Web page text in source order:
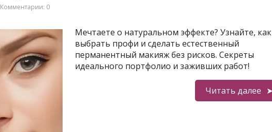
Комментарии: 0
Мечтаете о натуральном эффекте? Узнайте, как
выбрать профи и сделать естественный
перманентный макияж без рисков. Секреты
идеального портфолио и заживших работ!
Читать далее